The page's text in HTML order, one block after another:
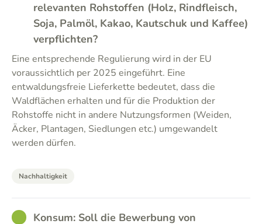
relevanten Rohstoffen (Holz, Rindfleisch,
Soja, Palmöl, Kakao, Kautschuk und Kaffee)
verpflichten?
Eine entsprechende Regulierung wird in der EU
voraussichtlich per 2025 eingeführt. Eine
entwaldungsfreie Lieferkette bedeutet, dass die
Waldflächen erhalten und für die Produktion der
Rohstoffe nicht in andere Nutzungsformen (Weiden,
Äcker, Plantagen, Siedlungen etc.) umgewandelt
werden dürfen.
Nachhaltigkeit
GOODKonsum: Soll die Bewerbung von